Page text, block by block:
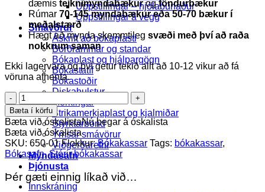
Uppstillingar – hjólabúnaður
Uppstillingar á vegg
Smávörur
Áskrift að bókaplasti
Borðrammar og standar
Bókaplast og hjálpargögn
Bókastatíf
Bókastoðir
Diskahulstur
Merkingar
Strikamerkjaplast og kjalmiðar
Styrktarbönd
Ýmsar smávörur
Viðgerðarefni
Myndasafn
Þjónusta
Innskráning
dæmis teiknimyndabækurogföndurbækur
Rúmar 70-145 myndabækur eða 50-70 bækur í
meðalstærð
Hægt að mynda skemmtileg svæði með því að raða
nokkrum saman
Ekki lagervara og því getur tekið allt að 10-12 vikur að fá
vöruna afhenta.
Stóri-
Kláus
beyki
quantity
Bæta í körfu
Bæta við óskalistaNú þegar á óskalista
Bæta við óskalista
SKU: 650-01 Flokkur:Bókakassar Tags: bókakassar,
Bókasafn,Stórir bókakassar
Þér gæti einnig líkað við…